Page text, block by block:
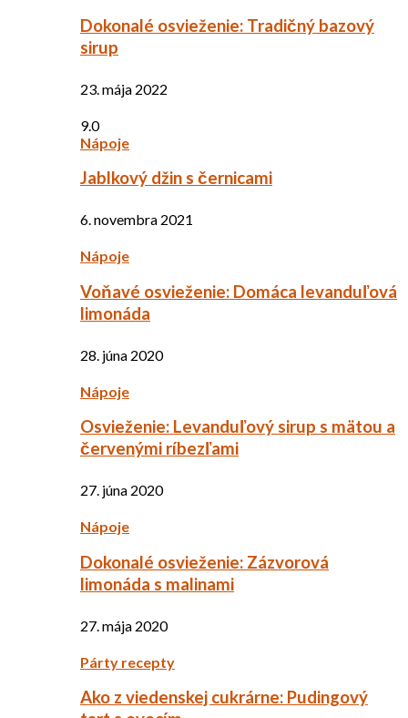
Dokonalé osvieženie: Tradičný bazový
sirup
23. mája 2022
9.0
Nápoje
Jablkový džin s černicami
6. novembra 2021
Nápoje
Voňavé osvieženie: Domáca levanduľová
limonáda
28. júna 2020
Nápoje
Osvieženie: Levanduľový sirup s mätou a
červenými ríbezľami
27. júna 2020
Nápoje
Dokonalé osvieženie: Zázvorová
limonáda s malinami
27. mája 2020
Párty recepty
Ako z viedenskej cukrárne: Pudingový